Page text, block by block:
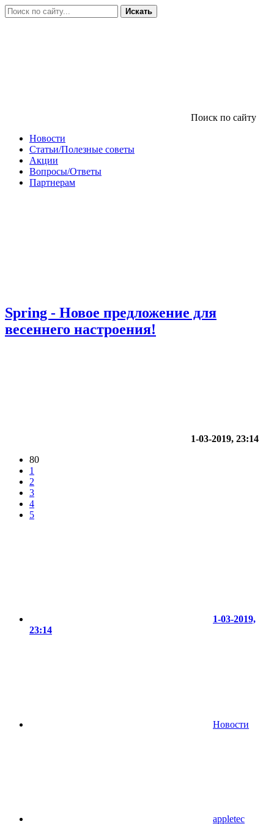
Искать
Поиск по сайту
Новости
Статьи/Полезные советы
Акции
Вопросы/Ответы
Партнерам
Spring - Новое предложение для
весеннего настроения!
1-03-2019, 23:14
80
1
2
3
4
5
1-03-2019,
23:14
Новости
appletec